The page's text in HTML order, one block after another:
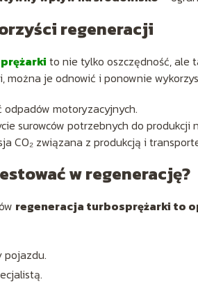
regeneracji
to nie tylko oszczędność, ale
można je odnowić i ponownie
odpadów motoryzacyjnych.
surowców potrzebnych do produkcji
CO₂ związana z produkcją i
w regenerację?
regeneracja turbosprężarki to
pojazdu.